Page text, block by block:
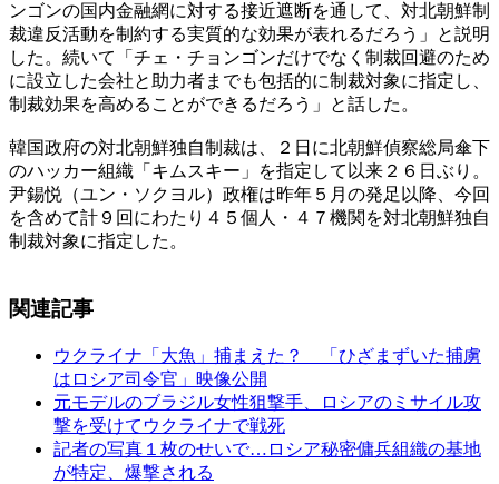
ンゴンの国内金融網に対する接近遮断を通して、対北朝鮮制
裁違反活動を制約する実質的な効果が表れるだろう」と説明
した。続いて「チェ・チョンゴンだけでなく制裁回避のため
に設立した会社と助力者までも包括的に制裁対象に指定し、
制裁効果を高めることができるだろう」と話した。
韓国政府の対北朝鮮独自制裁は、２日に北朝鮮偵察総局傘下
のハッカー組織「キムスキー」を指定して以来２６日ぶり。
尹錫悦（ユン・ソクヨル）政権は昨年５月の発足以降、今回
を含めて計９回にわたり４５個人・４７機関を対北朝鮮独自
制裁対象に指定した。
関連記事
ウクライナ「大魚」捕まえた？ 「ひざまずいた捕虜
はロシア司令官」映像公開
元モデルのブラジル女性狙撃手、ロシアのミサイル攻
撃を受けてウクライナで戦死
記者の写真１枚のせいで…ロシア秘密傭兵組織の基地
が特定、爆撃される